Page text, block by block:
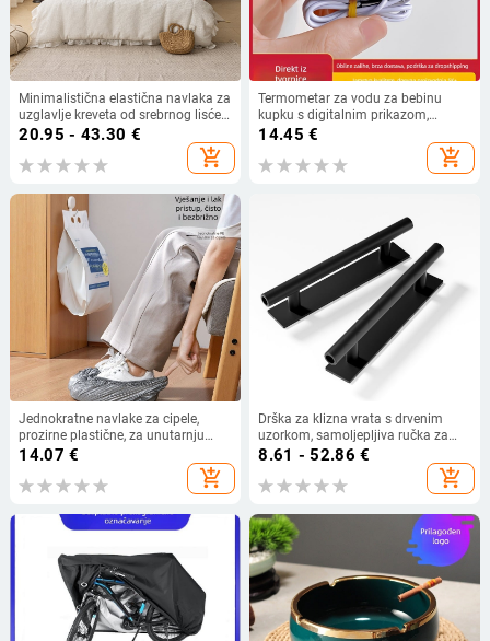
Minimalistična elastična navlaka za
uzglavlje kreveta od srebrnog lisćeg
velura, potpuno prekrivanje, zaštita
20.95 - 43.30 €
add_shopping_cart
Termometar za vodu za bebinu
kupku s digitalnim prikazom,
vodootporan, Bobo
14.45 €
add_shopping_cart
Jednokratne navlake za cipele,
prozirne plastične, za unutarnju
upotrebu, otporne na habanje i
vodootporne, univerzalna veličina
14.07 €
add_shopping_cart
Drška za klizna vrata s drvenim
uzorkom, samoljepljiva ručka za
staklena, prozorna i kućna vrata —
bez bušenja, dvostrana ljepljiva
traka
8.61 - 52.86 €
add_shopping_cart